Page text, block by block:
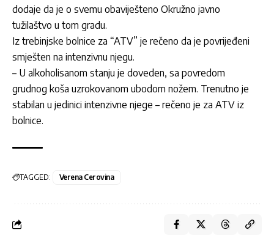
dodaje da je o svemu obaviješteno Okružno javno
tužilaštvo u tom gradu.
Iz trebinjske bolnice za “ATV” je rečeno da je povrijeđeni
smješten na intenzivnu njegu.
– U alkoholisanom stanju je doveden, sa povredom
grudnog koša uzrokovanom ubodom nožem. Trenutno je
stabilan u jedinici intenzivne njege – rečeno je za ATV iz
bolnice.
TAGGED: Verena Cerovina